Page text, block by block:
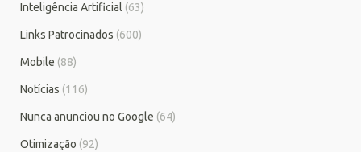
Inteligência Artificial (63)
Links Patrocinados (600)
Mobile (88)
Notícias (116)
Nunca anunciou no Google (64)
Otimização (92)